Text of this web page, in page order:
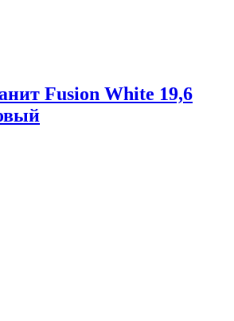
Fusion White 19,6